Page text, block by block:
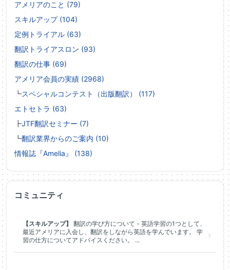
アメリアのこと (79)
スキルアップ (104)
定例トライアル (63)
翻訳トライアスロン (93)
翻訳の仕事 (69)
アメリア会員の実績 (2968)
┗スペシャルコンテスト（出版翻訳） (117)
エトセトラ (63)
┣JTF翻訳セミナー (7)
┗翻訳業界からのご案内 (10)
情報誌『Amelia』 (138)
コミュニティ
【スキルアップ】
翻訳の学び方について - 英語学習の1つとして、
最近アメリアに入会し、翻訳をしながら英語を学んでいます。 学
習の仕方についてアドバイスください。 ...